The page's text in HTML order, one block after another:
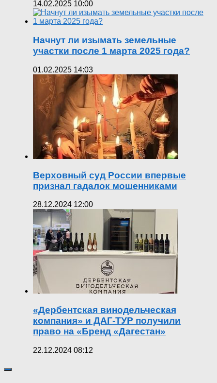
14.02.2025 10:00
Начнут ли изымать земельные
участки после 1 марта 2025 года?
01.02.2025 14:03
Верховный суд России впервые
признал гадалок мошенниками
28.12.2024 12:00
«Дербентская винодельческая
компания» и ДАГ-ТУР получили
право на «Бренд «Дагестан»
22.12.2024 08:12